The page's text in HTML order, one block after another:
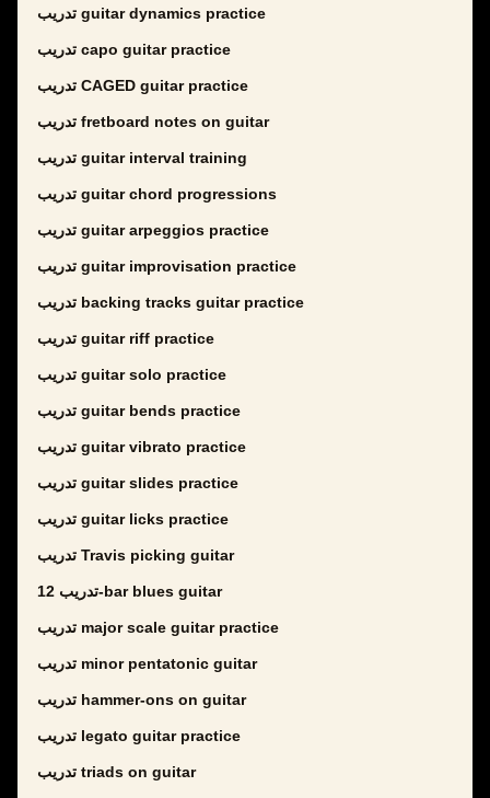
تدريب guitar dynamics practice
تدريب capo guitar practice
تدريب CAGED guitar practice
تدريب fretboard notes on guitar
تدريب guitar interval training
تدريب guitar chord progressions
تدريب guitar arpeggios practice
تدريب guitar improvisation practice
تدريب backing tracks guitar practice
تدريب guitar riff practice
تدريب guitar solo practice
تدريب guitar bends practice
تدريب guitar vibrato practice
تدريب guitar slides practice
تدريب guitar licks practice
تدريب Travis picking guitar
تدريب 12-bar blues guitar
تدريب major scale guitar practice
تدريب minor pentatonic guitar
تدريب hammer-ons on guitar
تدريب legato guitar practice
تدريب triads on guitar